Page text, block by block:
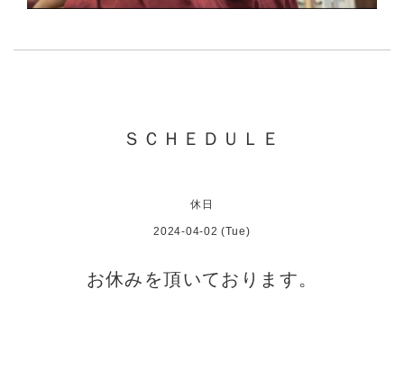
ＳＣＨＥＤＵＬＥ
休日
2024-04-02 (Tue)
お休みを頂いております。